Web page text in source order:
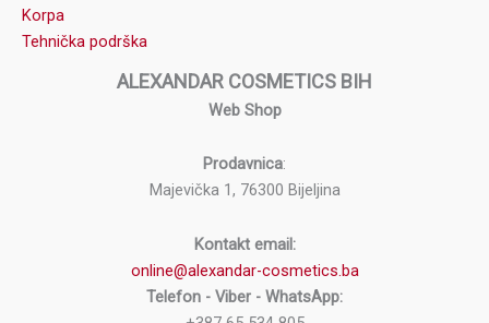
Korpa
Tehnička podrška
ALEXANDAR COSMETICS BIH
Web Shop
Prodavnica:
Majevička 1, 76300 Bijeljina
Kontakt email:
online@alexandar-cosmetics.ba
Telefon - Viber - WhatsApp: